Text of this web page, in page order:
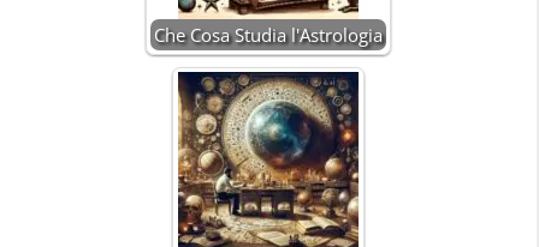
Che Cosa Studia l'Astrologia